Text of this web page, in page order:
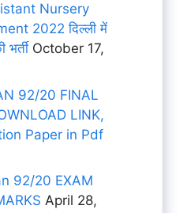
Nursery
2022 दिल्ली में
भर्ती October 17,
92/20 FINAL
LINK,
Paper in Pdf
92/20 EXAM
April 28,